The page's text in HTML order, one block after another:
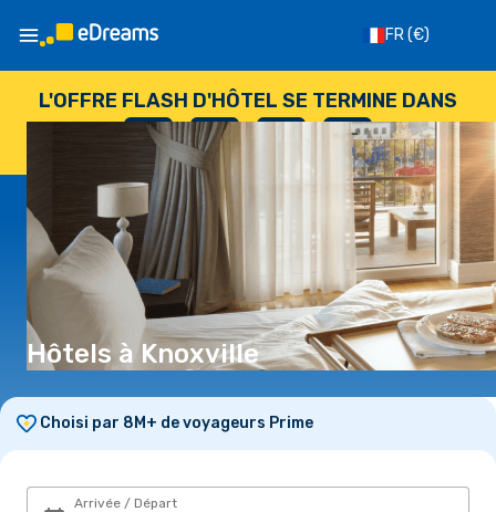
FR(€)
L'OFFRE FLASH D'HÔTEL SE TERMINE DANS
--
JOURS
: --
HEURES
: --
SECONDES
Hôtels à Knoxville
Choisi par 8M+ de voyageurs Prime
Arrivée / Départ